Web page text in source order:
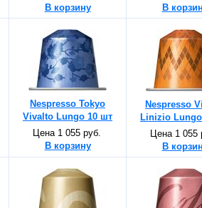
В корзину
В
Nespresso Tokyo
Vivalto Lungo 10 шт
Цена 1 055 руб.
В корзину
Nespresso
Linizio
Цена 1 055
В